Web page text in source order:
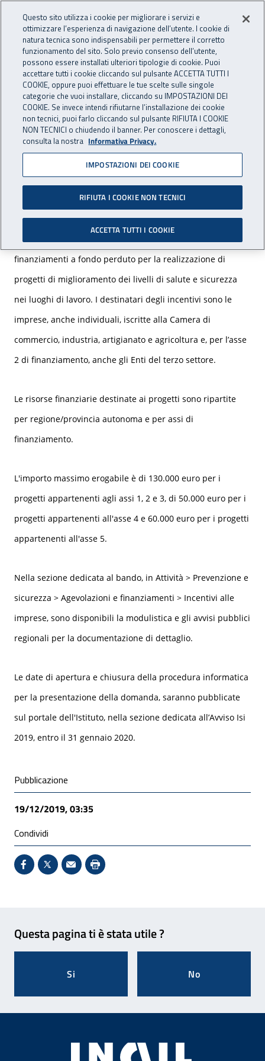
INAIL - Istituto Nazionale
Apri cerca
Navigazione principale
Navigazione - Ti trovi in:
Home Inail comunica Avvisi
Pubblicato il Bando Isi 2019
È stato pubblicato in Gazzetta ufficiale
l'estratto dell'avviso pubblico per il bando Isi
L'Inail mette a disposizione 251.226.450 euro in
finanziamenti a fondo perduto per la realizzazione di
progetti di miglioramento dei livelli di salute e sicurezza
nei luoghi di lavoro. I destinatari degli incentivi sono le
imprese, anche individuali, iscritte alla Camera di
commercio, industria, artigianato e agricoltura e, per l’asse
2 di finanziamento, anche gli Enti del terzo settore.
Le risorse finanziarie destinate ai progetti sono ripartite
per regione/provincia autonoma e per assi di
finanziamento.
L'importo massimo erogabile è di 130.000 euro per i
progetti appartenenti agli assi 1, 2 e 3, di 50.000 euro per i
progetti appartenenti all'asse 4 e 60.000 euro per i progetti
appartenenti all'asse 5.
Nella sezione dedicata al bando, in Attività > Prevenzione e
sicurezza > Agevolazioni e finanziamenti > Incentivi alle
imprese, sono disponibili la modulistica e gli avvisi pubblici
regionali per la documentazione di dettaglio.
Le date di apertura e chiusura della procedura informatica
per la presentazione della domanda, saranno pubblicate
sul portale dell'Istituto, nella sezione dedicata all’Avviso Isi
2019, entro il 31 gennaio 2020.
Condivisione social
Pubblicazione
19/12/2019, 03:35
Condividi
Condividi su Facebook - Sito esterno - Apertura in
X - Sito esterno - Apertura in nuova finestra
Invio Mail: apre il programma di posta
Stampa pagina: scelta meno
Questa pagina ti è stata utile ?
Si No
Questo sito utilizza i cookie per migliorare i servizi e
ottimizzare l’esperienza di navigazione dell’utente. I cookie di
natura tecnica sono indispensabili per permettere il corretto
funzionamento del sito. Solo previo consenso dell’utente,
possono essere installati ulteriori tipologie di cookie. Puoi
accettare tutti i cookie cliccando sul pulsante ACCETTA TUTTI I
COOKIE, oppure puoi effettuare le tue scelte sulle singole
categorie che vuoi installare, cliccando su IMPOSTAZIONI DEI
COOKIE. Se invece intendi rifiutarne l’installazione dei cookie
non tecnici, puoi farlo cliccando sul pulsante RIFIUTA I COOKIE
NON TECNICI o chiudendo il banner. Per conoscere i dettagli,
consulta la nostra Informativa Privacy.
IMPOSTAZIONI DEI COOKIE
RIFIUTA I COOKIE NON TECNICI
ACCETTA TUTTI I COOKIE